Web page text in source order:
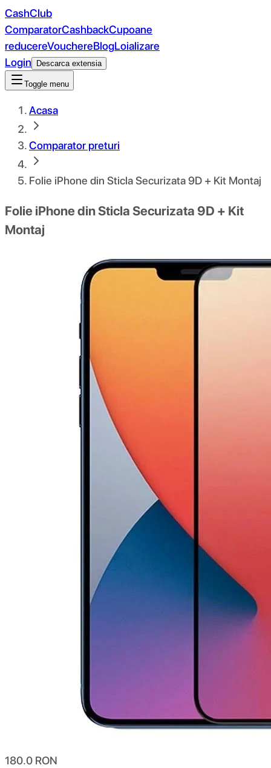
CashClub
ComparatorCashbackCupoane
reducereVouchereBlogLoializare
Login
Descarca extensia
Toggle menu
Acasa
Comparator preturi
Folie iPhone din Sticla Securizata 9D + Kit Montaj
Folie iPhone din Sticla Securizata 9D + Kit
Montaj
180.0 RON